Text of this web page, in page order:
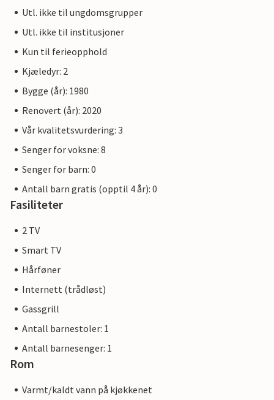
Utl. ikke til ungdomsgrupper
Utl. ikke til institusjoner
Kun til ferieopphold
Kjæledyr: 2
Bygge (år): 1980
Renovert (år): 2020
Vår kvalitetsvurdering: 3
Senger for voksne: 8
Senger for barn: 0
Antall barn gratis (opptil 4 år): 0
Fasiliteter
2 TV
Smart TV
Hårføner
Internett (trådløst)
Gassgrill
Antall barnestoler: 1
Antall barnesenger: 1
Rom
Varmt/kaldt vann på kjøkkenet